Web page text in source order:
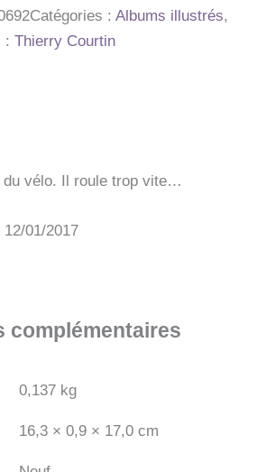
Catégories : Albums illustrés,
: Thierry Courtin
du vélo. Il roule trop vite…
01/2017
complémentaires
0,137 kg
16,3 × 0,9 × 17,0 cm